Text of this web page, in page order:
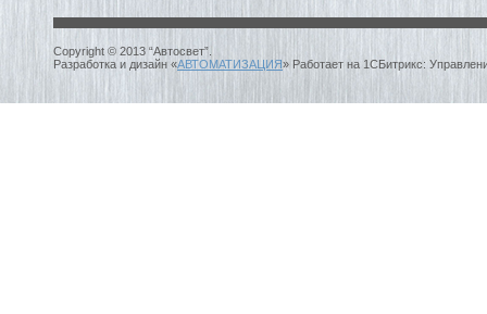
Copyright © 2013 “Автосвет”.
Разработка и дизайн «АВТОМАТИЗАЦИЯ» Работает на 1СБитрикс: